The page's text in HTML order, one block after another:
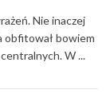
Nie inaczej
obfitował bowiem
W ...